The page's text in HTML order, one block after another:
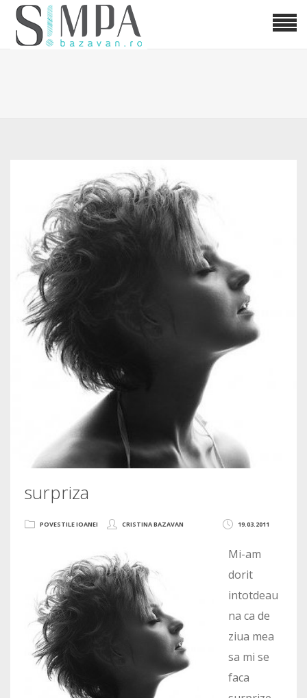
surpriza
19.03.2011
POVESTILE IOANEI CRISTINA BAZAVAN
Mi-am
dorit
intotdeau
na ca de
ziua mea
sa mi se
faca